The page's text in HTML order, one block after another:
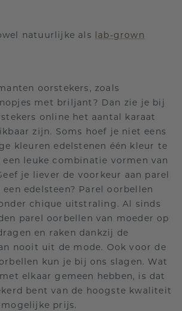
natuurlijke als lab-grown
oorstekers, zoals
met briljant? Dan zie je bij
online het aantal karaat
zijn. Soms hoef je niet eens
kleuren edelstenen één kleur te
een leuke combinatie vormen van
je liever de voorkeur aan parel
edelsteen? Parel oorbellen
chique uitstraling. Al sinds
parel oorbellen van moeder op
en raken dankzij de
nooit uit de mode. Ook voor de
kun je bij ons slagen. Wat
elkaar gemeen hebben, is dat
bent van de hoogste kwaliteit
prijs.